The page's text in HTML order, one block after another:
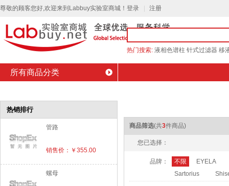
尊敬的顾客您好,欢迎来到Labbuy实验室商城！ 登录 注册
热门搜索: 液相色谱柱 针式过滤器 移
所有商品分类
热销排行
管路
销售价：￥355.00
螺母
商品筛选(共3件商品)
您已选择：
品牌： 不限
EYELA
Sartorius